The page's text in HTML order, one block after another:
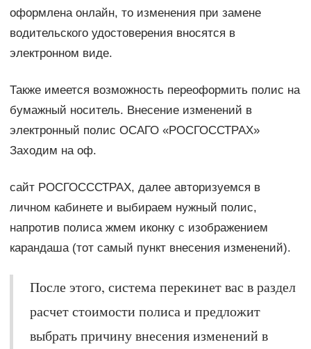
оформлена онлайн, то изменения при замене
водительского удостоверения вносятся в
электронном виде.
Также имеется возможность переоформить полис на
бумажный носитель. Внесение изменений в
электронный полис ОСАГО «РОСГОССТРАХ»
Заходим на оф.
сайт РОСГОСССТРАХ, далее авторизуемся в
личном кабинете и выбираем нужный полис,
напротив полиса жмем иконку с изображением
карандаша (тот самый пункт внесения изменений).
После этого, система перекинет вас в раздел
расчет стоимости полиса и предложит
выбрать причину внесения изменений в